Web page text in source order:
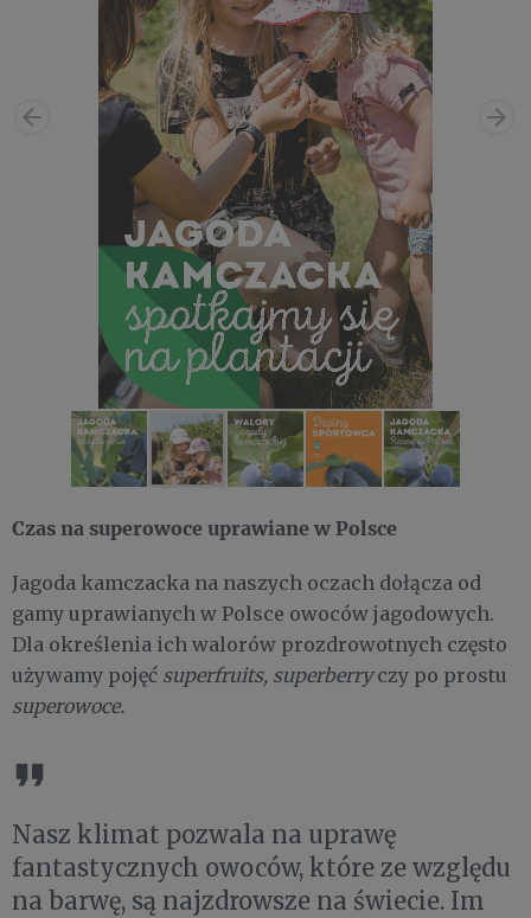
Czas na superowoce uprawiane w Polsce
Jagoda kamczacka na naszych oczach dołącza od
gamy uprawianych w Polsce owoców jagodowych.
Dla określenia ich walorów prozdrowotnych często
używamy pojęć superfruits, superberryczy po prostu
superowoce.
Nasz klimat pozwala na uprawę
fantastycznych owoców, które ze względu
na barwę, są najzdrowsze na świecie. Im